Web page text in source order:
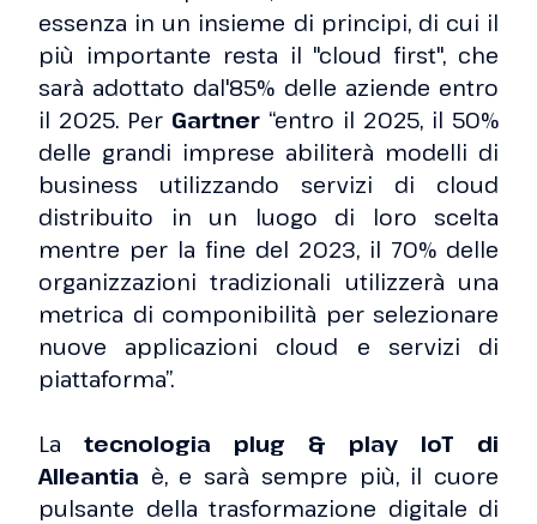
essenza in un insieme di principi, di cui il
più importante resta il "cloud first", che
sarà adottato dal'85% delle aziende entro
il 2025. Per Gartner “entro il 2025, il 50%
delle grandi imprese abiliterà modelli di
business utilizzando servizi di cloud
distribuito in un luogo di loro scelta
mentre per la fine del 2023, il 70% delle
organizzazioni tradizionali utilizzerà una
metrica di componibilità per selezionare
nuove applicazioni cloud e servizi di
piattaforma”.
La tecnologia plug & play IoT di
Alleantia è, e sarà sempre più, il cuore
pulsante della trasformazione digitale di